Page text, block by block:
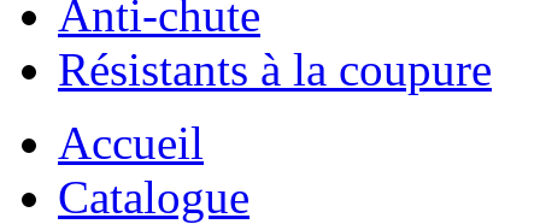
Anti-chute
Résistants à la coupure
Accueil
Catalogue